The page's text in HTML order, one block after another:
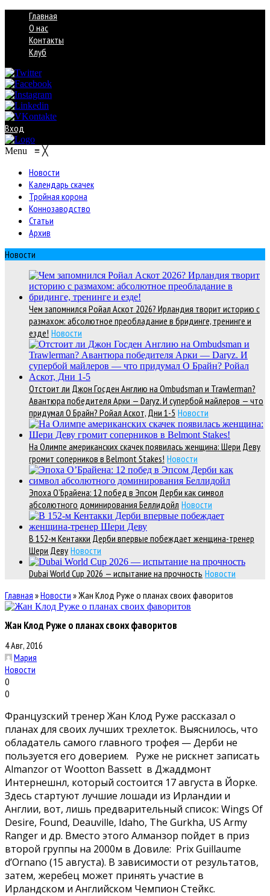
Главная
О нас
Контакты
Клуб
Вход
Menu ≡ ╳
Новости
Календарь скачек
Тройная корона
Коннозаводство
Статьи
Архив
Новости
Чем запомнился Ройал Аскот 2026? Ирландия творит историю с
размахом: абсолютное преобладание в бридинге, тренинге и
езде! Новости
Отстоит ли Джон Госден Англию на Ombudsman и Trawlerman?
Авантюра победителя Арки — Daryz. И супербой майлеров — что
придумал О Брайн? Ройал Аскот, Дни 1-5 Новости
На Олимпе американских скачек появилась женщина: Шери Деву
громит соперников в Belmont Stakes! Новости
Эпоха О’Брайена: 12 побед в Эпсом Дерби как символ
абсолютного доминирования Беллидойл Новости
В 152-м Кентакки Дерби впервые побеждает женщина-тренер
Шери Деву Новости
Dubai World Cup 2026 — испытание на прочность Новости
Главная »Новости »Жан Клод Руже о планах своих фаворитов
Жан Клод Руже о планах своих фаворитов
4 Авг, 2016
Мария
Новости
0
0
Французский тренер Жан Клод Руже раccказал о
планах для своих лучших трехлеток. Выяснилось, что
обладатель самого главного трофея — Дерби не
пользуется его доверием. Руже не рискнет записать
Almanzor от Wootton Bassett в Джаддмонт
Интернешнл, который состоится 17 августа в Йорке.
Здесь стартуют лучшие лошади из Ирландии и
Англии, вот, лишь предварительный список: Wings Of
Desire, Found, Deauville, Idaho, The Gurkha, US Army
Ranger и др. Вместо этого Алманзор пойдет в приз
второй группы на 2000м в Довиле: Prix Guillaume
d’Ornano (15 августа). В зависимости от результатов,
затем, жеребец может принять участие в
Ирландском и Английском Чемпион Стейкс.